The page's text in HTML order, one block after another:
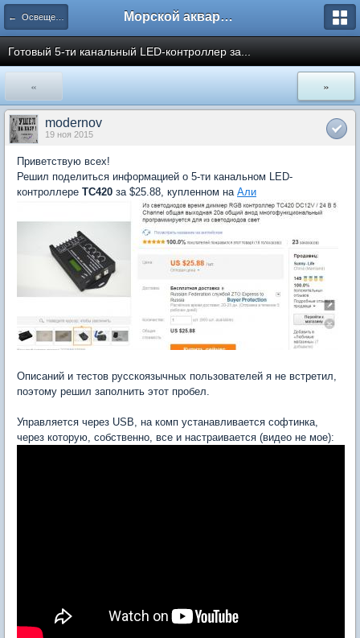
← Освещение морских аквариумов Морской аквариум. Форумы ReefCentral.ru
Готовый 5-ти канальный LED-контроллер за...
« »
modernov
19 ноя 2015
Приветствую всех!
Решил поделиться информацией о 5-ти канальном LED-
контроллере TC420 за $25.88, купленном на Али
Описаний и тестов русскоязычных пользователей я не встретил,
поэтому решил заполнить этот пробел.
Управляется через USB, на комп устанавливается софтинка,
через которую, собственно, все и настраивается (видео не мое):